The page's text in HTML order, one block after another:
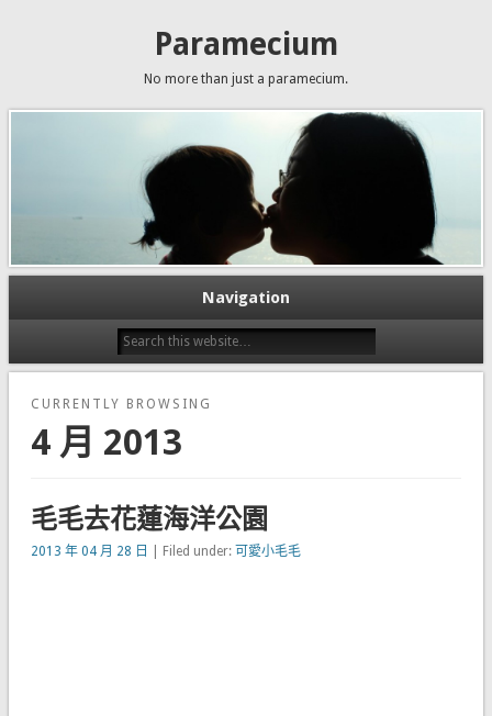
Paramecium
No more than just a paramecium.
Navigation
CURRENTLY BROWSING
4 月 2013
毛毛去花蓮海洋公園
2013 年 04 月 28 日 | Filed under: 可愛小毛毛